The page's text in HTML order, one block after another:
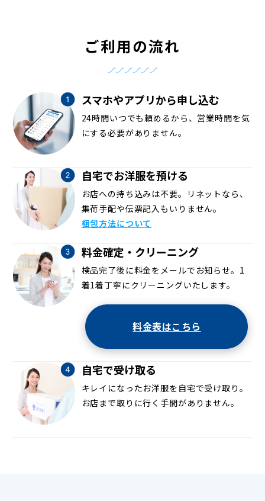
ご利用の流れ
スマホやアプリから申し込む
24時間いつでも頼めるから、営業時間を気
にする必要がありません。
自宅でお洋服を預ける
お店への持ち込みは不要。リネットなら、
集荷手配や伝票記入もいりません。
梱包方法について
料金確定・クリーニング
検品完了後に料金をメールでお知らせ。1
着1着丁寧にクリーニングいたします。
料金表はこちら
自宅で受け取る
キレイになったお洋服を自宅で受け取り。
お店まで取りに行く手間がありません。